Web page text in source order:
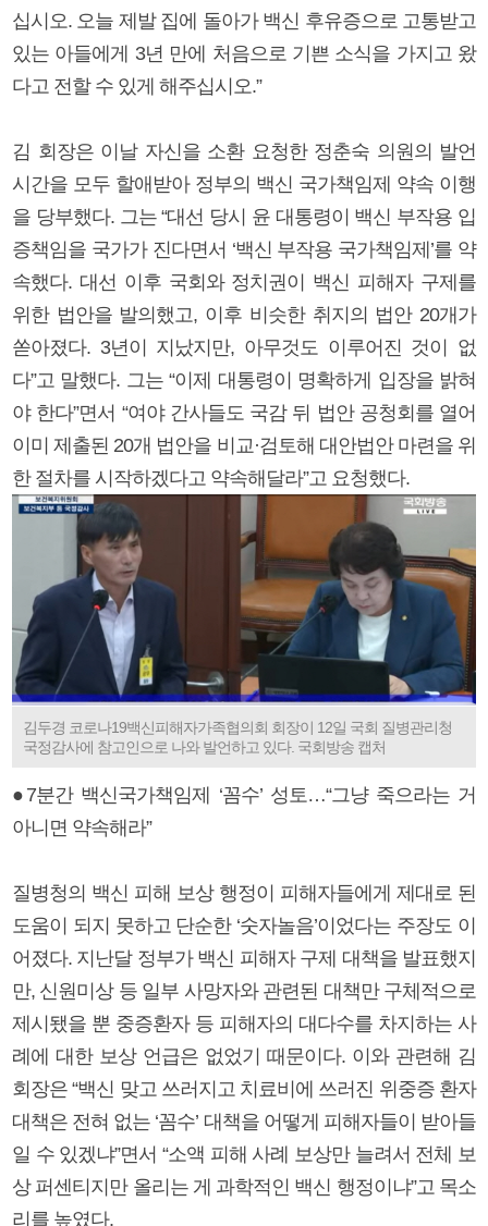
십시오. 오늘 제발 집에 돌아가 백신 후유증으로 고통받고
있는 아들에게 3년 만에 처음으로 기쁜 소식을 가지고 왔
다고 전할 수 있게 해주십시오.”
김 회장은 이날 자신을 소환 요청한 정춘숙 의원의 발언
시간을 모두 할애받아 정부의 백신 국가책임제 약속 이행
을 당부했다. 그는 “대선 당시 윤 대통령이 백신 부작용 입
증책임을 국가가 진다면서 ‘백신 부작용 국가책임제’를 약
속했다. 대선 이후 국회와 정치권이 백신 피해자 구제를
위한 법안을 발의했고, 이후 비슷한 취지의 법안 20개가
쏟아졌다. 3년이 지났지만, 아무것도 이루어진 것이 없
다”고 말했다. 그는 “이제 대통령이 명확하게 입장을 밝혀
야 한다”면서 “여야 간사들도 국감 뒤 법안 공청회를 열어
이미 제출된 20개 법안을 비교·검토해 대안법안 마련을 위
한 절차를 시작하겠다고 약속해달라”고 요청했다.
김두경 코로나19백신피해자가족협의회 회장이 12일 국회 질병관리청
국정감사에 참고인으로 나와 발언하고 있다. 국회방송 캡처
●7분간 백신국가책임제 ‘꼼수’ 성토…“그냥 죽으라는 거
아니면 약속해라”
질병청의 백신 피해 보상 행정이 피해자들에게 제대로 된
도움이 되지 못하고 단순한 ‘숫자놀음’이었다는 주장도 이
어졌다. 지난달 정부가 백신 피해자 구제 대책을 발표했지
만, 신원미상 등 일부 사망자와 관련된 대책만 구체적으로
제시됐을 뿐 중증환자 등 피해자의 대다수를 차지하는 사
례에 대한 보상 언급은 없었기 때문이다. 이와 관련해 김
회장은 “백신 맞고 쓰러지고 치료비에 쓰러진 위중증 환자
대책은 전혀 없는 ‘꼼수’ 대책을 어떻게 피해자들이 받아들
일 수 있겠냐”면서 “소액 피해 사례 보상만 늘려서 전체 보
상 퍼센티지만 올리는 게 과학적인 백신 행정이냐”고 목소
리를 높였다.